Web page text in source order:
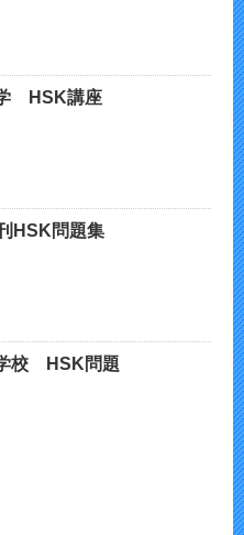
学 HSK講座
HSK問題集
校 HSK問題